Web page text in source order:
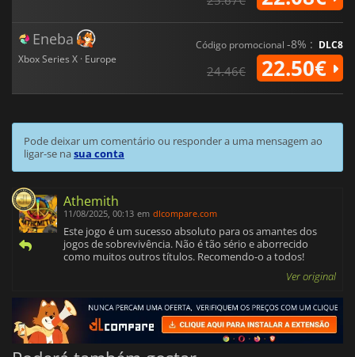
Eneba
Xbox Series X · Europe
Código promocional -8% : DLC8
24.46€ 22.50€
Pode deixar um comentário ou responder a uma mensagem ao
ligar-se nasua conta
Athemith
11/08/2025, 00:13 em dlcompare.com
Este jogo é um sucesso absoluto para os amantes dos
jogos de sobrevivência. Não é tão sério e aborrecido
como muitos outros títulos. Recomendo-o a todos!
Ver original